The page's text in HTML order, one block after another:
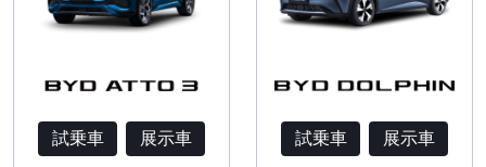
試乗車 展示車 試乗車 展示車